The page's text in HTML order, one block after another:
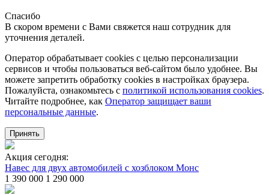
Спасибо
В скором времени с Вами свяжется наш сотрудник для
уточнения деталей.
Оператор обрабатывает cookies с целью персонализации
сервисов и чтобы пользоваться веб-сайтом было удобнее. Вы
можете запретить обработку сookies в настройках браузера.
Пожалуйста, ознакомьтесь с политикой использования cookies.
Читайте подробнее, как Оператор защищает ваши
персональные данные.
Принять
Акция сегодня:
Навес для двух автомобилей с хозблоком Монс
1 390 000 1 290 000